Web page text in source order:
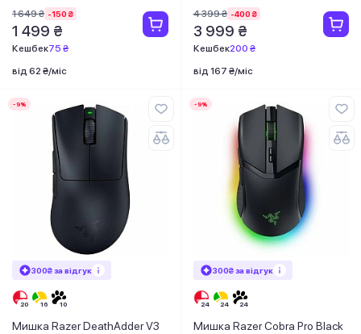
1 649 ₴ -150 ₴
1 499 ₴
Кешбек75 ₴
від 62 ₴/міс
4 399 ₴ -400 ₴
3 999 ₴
Кешбек200 ₴
від 167 ₴/міс
-9%
300₴ за відгук
Мишка Razer DeathAdder V3
-9%
300₴ за відгук
Мишка Razer Cobra Pro Black